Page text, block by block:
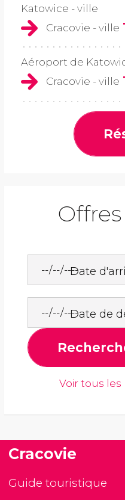
Katowice - ville
Cracovie - ville
Aéroport de
Cracovie - ville
Date
Date de
Voir tous
Cracovie
Guide touristique